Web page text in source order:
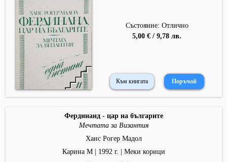
Състояние: Отлично
5,00 € / 9,78 лв.
Към книгата
Фердинанд - цар на българите
Мечтата за Византия
Ханс Рогер Мадол
Карина М | 1992 г. | Меки корици